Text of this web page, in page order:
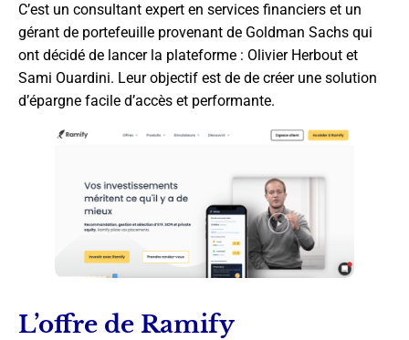
C’est un consultant expert en services financiers et un
gérant de portefeuille provenant de Goldman Sachs qui
ont décidé de lancer la plateforme : Olivier Herbout et
Sami Ouardini. Leur objectif est de de créer une solution
d’épargne facile d’accès et performante.
L’offre de Ramify